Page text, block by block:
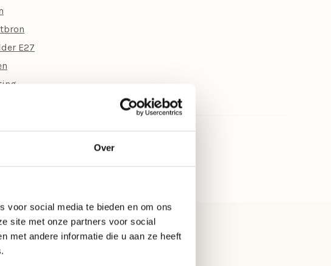
Over
voor social media te bieden en om ons
site met onze partners voor social
met andere informatie die u aan ze heeft
E27